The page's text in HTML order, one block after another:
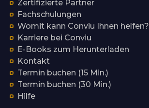
Zertifizierte Partner
Fachschulungen
Womit kann Conviu Ihnen helfen?
Karriere bei Conviu
E-Books zum Herunterladen
Kontakt
Termin buchen (15 Min.)
Termin buchen (30 Min.)
Hilfe